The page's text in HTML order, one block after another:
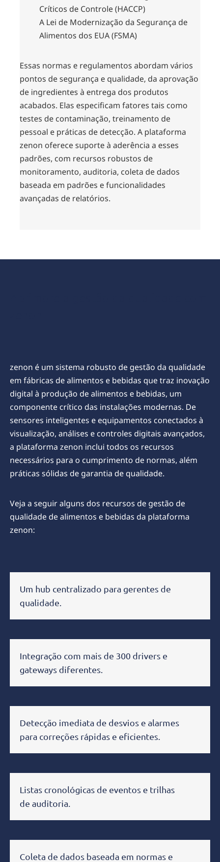
Críticos de Controle (HACCP)
A Lei de Modernização da Segurança de
Alimentos dos EUA (FSMA)
Essas normas e regulamentos abordam vários
pontos de segurança e qualidade, da aprovação
de ingredientes à entrega dos produtos
acabados. Elas especificam fatores tais como
testes de contaminação, treinamento de
pessoal e práticas de detecção. A plataforma
zenon oferece suporte à aderência a esses
padrões, com recursos robustos de
monitoramento, auditoria, coleta de dados
baseada em padrões e funcionalidades
avançadas de relatórios.
zenon é um sistema robusto de gestão da qualidade
em fábricas de alimentos e bebidas que traz inovação
digital à produção de alimentos e bebidas, um
componente crítico das instalações modernas. De
sensores inteligentes e equipamentos conectados à
visualização, análises e controles digitais avançados,
a plataforma zenon inclui todos os recursos
necessários para o cumprimento de normas, além
práticas sólidas de garantia de qualidade.
Veja a seguir alguns dos recursos de gestão de
qualidade de alimentos e bebidas da plataforma
zenon:
Um hub centralizado para gerentes de
qualidade.
Integração com mais de 300 drivers e
gateways diferentes.
Detecção imediata de desvios e alarmes
para correções rápidas e eficientes.
Listas cronológicas de eventos e trilhas
de auditoria.
Coleta de dados baseada em normas e